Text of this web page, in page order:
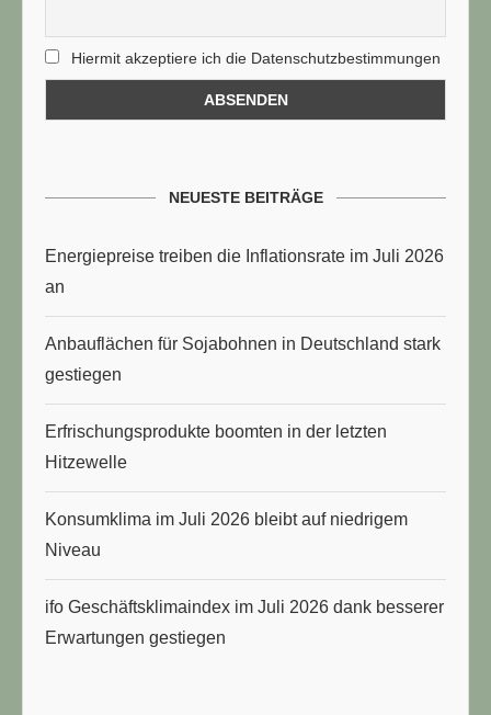
Hiermit akzeptiere ich die Datenschutzbestimmungen
NEUESTE BEITRÄGE
Energiepreise treiben die Inflationsrate im Juli 2026
an
Anbauflächen für Sojabohnen in Deutschland stark
gestiegen
Erfrischungsprodukte boomten in der letzten
Hitzewelle
Konsumklima im Juli 2026 bleibt auf niedrigem
Niveau
ifo Geschäftsklimaindex im Juli 2026 dank besserer
Erwartungen gestiegen